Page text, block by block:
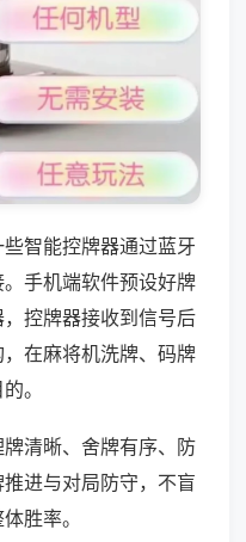
智能控牌器通过蓝牙
手机端软件预设好牌
控牌器接收到信号后
在麻将机洗牌、码牌
。
清晰、舍牌有序、防
进与对局防守，不盲
胜率。